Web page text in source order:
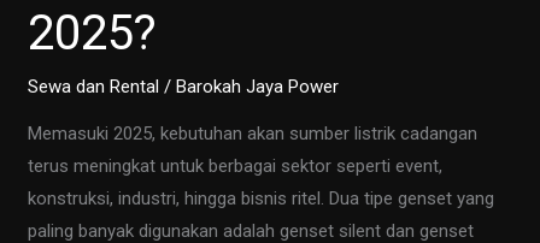
2025?
Sewa dan Rental /Barokah Jaya Power
Memasuki 2025, kebutuhan akan sumber listrik cadangan
terus meningkat untuk berbagai sektor seperti event,
konstruksi, industri, hingga bisnis ritel. Dua tipe genset yang
paling banyak digunakan adalah genset silent dan genset